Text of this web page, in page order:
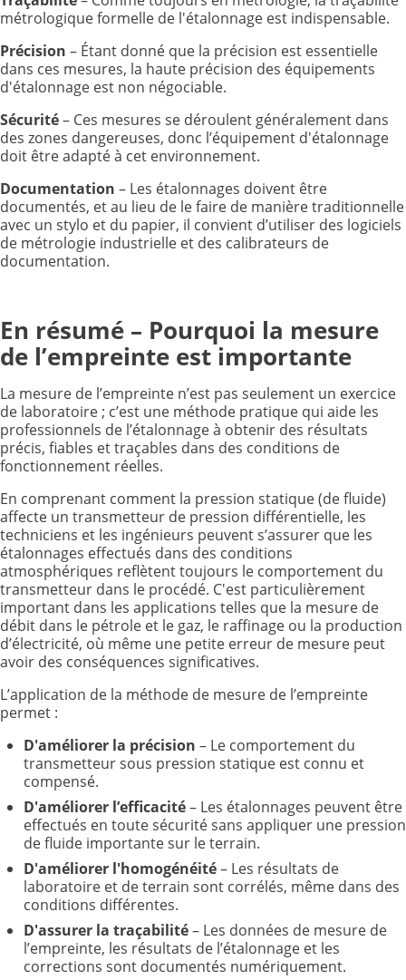
métrologique formelle de l'étalonnage est indispensable.
Précision – Étant donné que la précision est essentielle
dans ces mesures, la haute précision des équipements
d'étalonnage est non négociable.
Sécurité– Ces mesures se déroulent généralement dans
des zones dangereuses, donc l’équipement d'étalonnage
doit être adapté à cet environnement.
Documentation – Les étalonnages doivent être
documentés, et au lieu de le faire de manière traditionnelle
avec un stylo et du papier, il convient d’utiliser des logiciels
de métrologie industrielle et des calibrateurs de
documentation.
En résumé – Pourquoi la mesure
de l’empreinte est importante
La mesure de l’empreinte n’est pas seulement un exercice
de laboratoire ; c’est une méthode pratique qui aide les
professionnels de l’étalonnage à obtenir des résultats
précis, fiables et traçables dans des conditions de
fonctionnement réelles.
En comprenant comment la pression statique (de fluide)
affecte un transmetteur de pression différentielle, les
techniciens et les ingénieurs peuvent s’assurer que les
étalonnages effectués dans des conditions
atmosphériques reflètent toujours le comportement du
transmetteur dans le procédé. C'est particulièrement
important dans les applications telles que la mesure de
débit dans le pétrole et le gaz, le raffinage ou la production
d’électricité, où même une petite erreur de mesure peut
avoir des conséquences significatives.
L’application de la méthode de mesure de l’empreinte
permet :
D'améliorer la précision – Le comportement du
transmetteur sous pression statique est connu et
compensé.
D'améliorer l’efficacité– Les étalonnages peuvent être
effectués en toute sécurité sans appliquer une pression
de fluide importante sur le terrain.
D'améliorer l'homogénéité– Les résultats de
laboratoire et de terrain sont corrélés, même dans des
conditions différentes.
D'assurer la traçabilité– Les données de mesure de
l’empreinte, les résultats de l’étalonnage et les
corrections sont documentés numériquement.